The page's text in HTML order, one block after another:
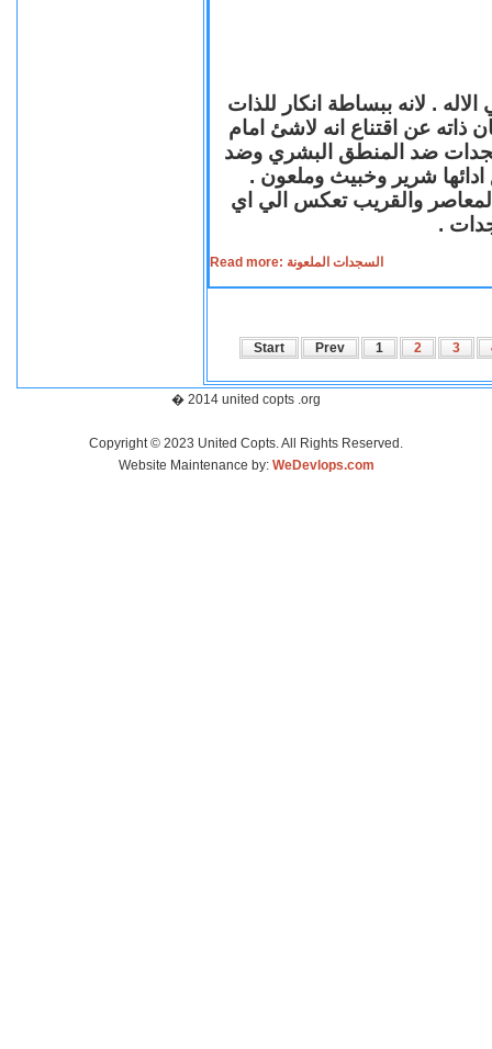
. لانه ببساطة انكار للذات
ذاته عن اقتناع انه لاشئ امام
ضد المنطق البشري وضد
ادائها شرير وخبيث وملعون .
المعاصر والقريب تعكس الي اي
.
Read more: السجدات الملعونة
Start Prev 1 2 3
� 2014 united copts .org
Copyright © 2023 United Copts. All Rights Reserved.
Website Maintenance by: WeDevlops.com